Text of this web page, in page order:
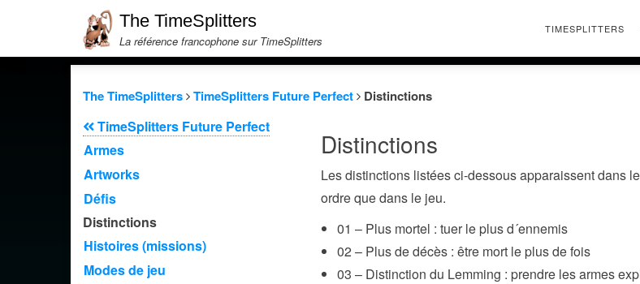
The TimeSplitters
La référence francophone sur TimeSplitters
TIMESPLITTERS
The TimeSplitters TimeSplitters Future Perfect Distinctions
TimeSplitters Future Perfect
Armes
Artworks
Défis
Distinctions
Histoires (missions)
Modes de jeu
Distinctions
Les distinctions listées ci-dessous apparaissent dans
ordre que dans le jeu.
01 – Plus mortel : tuer le plus d´ennemis
02 – Plus de décès : être mort le plus de fois
03 – Distinction du Lemming : prendre les armes